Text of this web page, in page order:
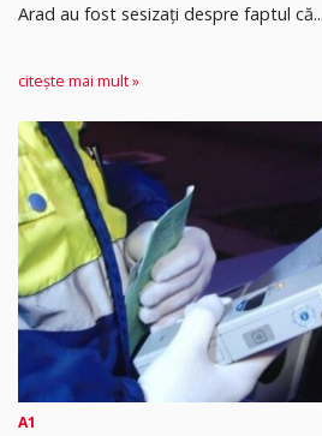
Arad au fost sesizați despre faptul că...
citește mai mult »
A1